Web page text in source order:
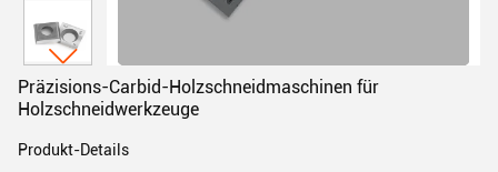
Präzisions-Carbid-Holzschneidmaschinen für
Holzschneidwerkzeuge
Produkt-Details